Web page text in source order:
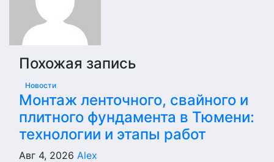
Похожая запись
Новости
Монтаж ленточного, свайного и
плитного фундамента в Тюмени:
технологии и этапы работ
Авг 4, 2026 Alex